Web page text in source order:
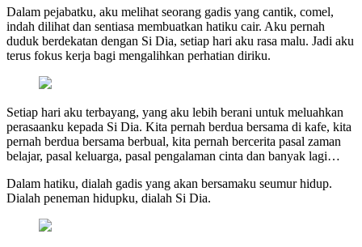
Dalam pejabatku, aku melihat seorang gadis yang cantik, comel,
indah dilihat dan sentiasa membuatkan hatiku cair. Aku pernah
duduk berdekatan dengan Si Dia, setiap hari aku rasa malu. Jadi aku
terus fokus kerja bagi mengalihkan perhatian diriku.
Setiap hari aku terbayang, yang aku lebih berani untuk meluahkan
perasaanku kepada Si Dia. Kita pernah berdua bersama di kafe, kita
pernah berdua bersama berbual, kita pernah bercerita pasal zaman
belajar, pasal keluarga, pasal pengalaman cinta dan banyak lagi…
Dalam hatiku, dialah gadis yang akan bersamaku seumur hidup.
Dialah peneman hidupku, dialah Si Dia.